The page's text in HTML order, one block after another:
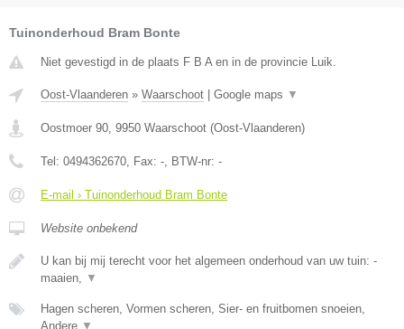
Tuinonderhoud Bram Bonte
Niet gevestigd in de plaats F B A en in de provincie Luik.
Oost-Vlaanderen » Waarschoot Google maps ▼
Oostmoer 90, 9950 Waarschoot (Oost-Vlaanderen)
Tel: 0494362670, Fax: -, BTW-nr: -
E-mail › Tuinonderhoud Bram Bonte
Website onbekend
U kan bij mij terecht voor het algemeen onderhoud van uw tuin: -
maaien, ▼
Hagen scheren, Vormen scheren, Sier- en fruitbomen snoeien,
Andere ▼